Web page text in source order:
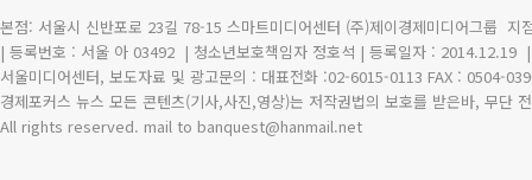
본점: 서울시 신반포로 23길 78-15 스마트미디어센터 (주)제이경제미디어그룹 지
| 등록번호 : 서울 아 03492 | 청소년보호책임자 정호석 | 등록일자 : 2014.12.19
서울미디어센터, 보도자료 및 광고문의 : 대표전화 :02-6015-0113 FAX : 0504-
경제포커스 뉴스 모든 콘텐츠(기사,사진,영상)는 저작권법의 보호를 받은바, 무단
All rights reserved. mail to banquest@hanmail.net